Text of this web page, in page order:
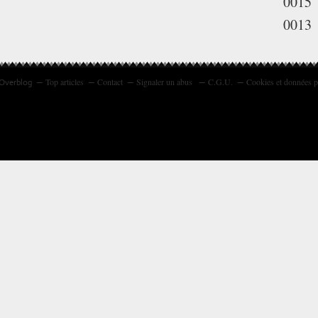
0013
Top articles Contact Signaler un abus C.G.U. Cookies et données